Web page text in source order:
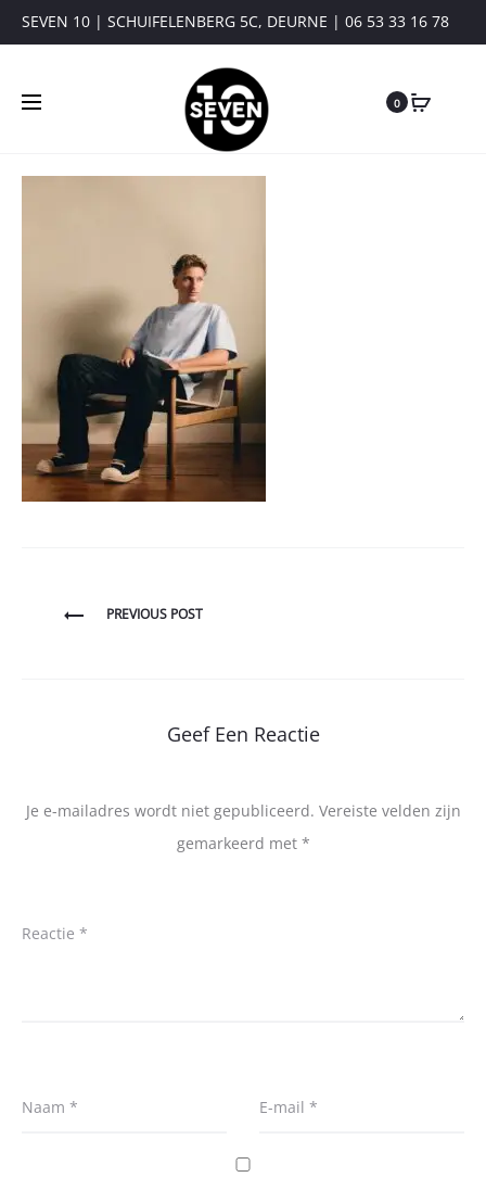
SEVEN 10 | SCHUIFELENBERG 5C, DEURNE | 06 53 33 16 78
0
BerichtPREVIOUS POST
Geef Een Reactie
Je e-mailadres wordt niet gepubliceerd. Vereiste velden zijn
gemarkeerd met *
Reactie *
Naam * E-mail *